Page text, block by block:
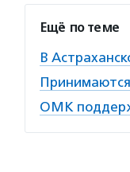
Ещё по теме
В
ОМК